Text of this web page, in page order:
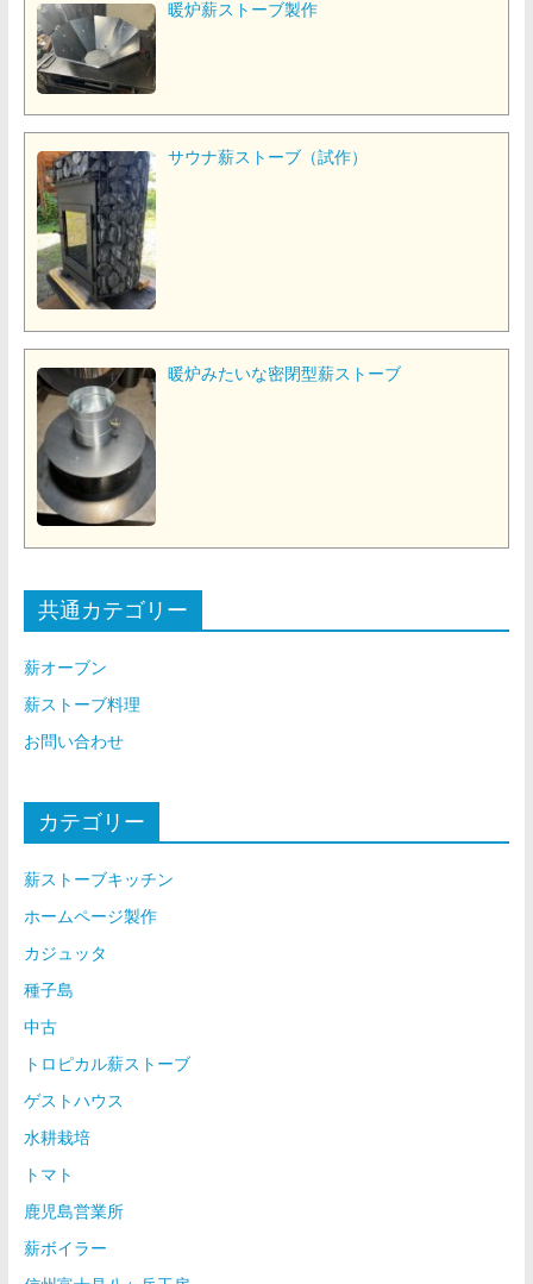
暖炉薪ストーブ製作
サウナ薪ストーブ（試作）
暖炉みたいな密閉型薪ストーブ
共通カテゴリー
薪オーブン
薪ストーブ料理
お問い合わせ
カテゴリー
薪ストーブキッチン
ホームページ製作
カジュッタ
種子島
中古
トロピカル薪ストーブ
ゲストハウス
水耕栽培
トマト
鹿児島営業所
薪ボイラー